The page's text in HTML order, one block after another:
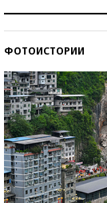
ФОТОИСТОРИИ